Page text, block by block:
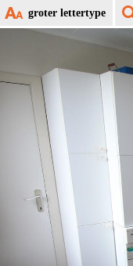
groter lettertype